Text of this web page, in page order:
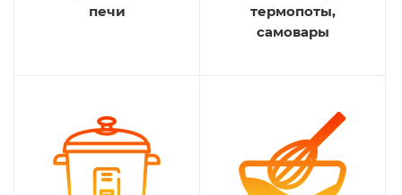
печи
термопоты,
самовары